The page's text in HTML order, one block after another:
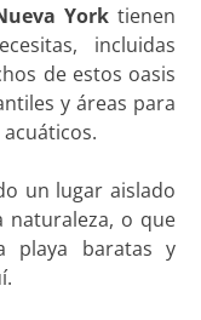
Yorktienen
incluidas
de estos oasis
y áreas para
un lugar aislado
o que
playa baratas y